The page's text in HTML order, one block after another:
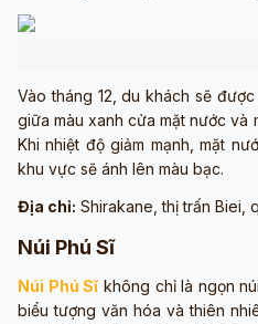
Vào tháng 12, du khách sẽ
giữa màu xanh cửa mặt nước và
Khi nhiệt độ giảm mạnh, mặt
khu vực sẽ ánh lên màu bạc.
Địa chỉ: Shirakane, thị trấn Biei,
Núi Phú Sĩ
Núi Phú Sĩkhông chỉ là ngọn
biểu tượng văn hóa và thiên